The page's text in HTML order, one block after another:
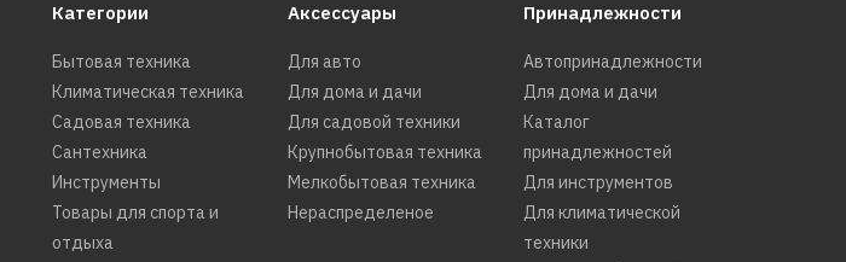
7039р.
КУПИТЬ
ДОБАВИТЬ К СРАВНЕНИЮ
Категории
Бытовая техника
Климатическая техника
Садовая техника
Сантехника
Инструменты
Товары для спорта и
отдыха
Аксессуары
Для авто
Для дома и дачи
Для садовой техники
Крупнобытовая техника
Мелкобытовая техника
Нераспределеное
Принадлежности
Автопринадлежности
Для дома и дачи
Каталог
принадлежностей
Для инструментов
Для климатической
техники